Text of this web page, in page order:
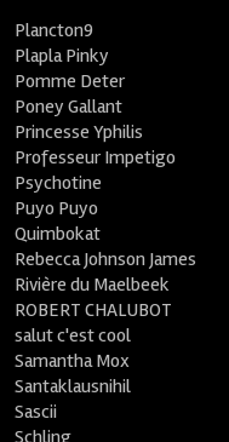
Plancton9
Plapla Pinky
Pomme Deter
Poney Gallant
Princesse Yphilis
Professeur Impetigo
Psychotine
Puyo Puyo
Quimbokat
Rebecca Johnson James
Rivière du Maelbeek
ROBERT CHALUBOT
salut c'est cool
Samantha Mox
Santaklausnihil
Sascii
Schling